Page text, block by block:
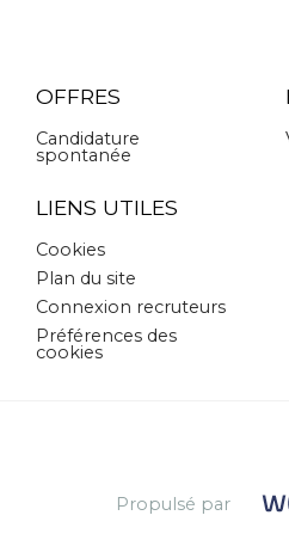
OFFRES
Candidature
spontanée
LIENS UTILES
Cookies
Plan du site
Connexion recruteurs
Préférences des
cookies
Propulsé par